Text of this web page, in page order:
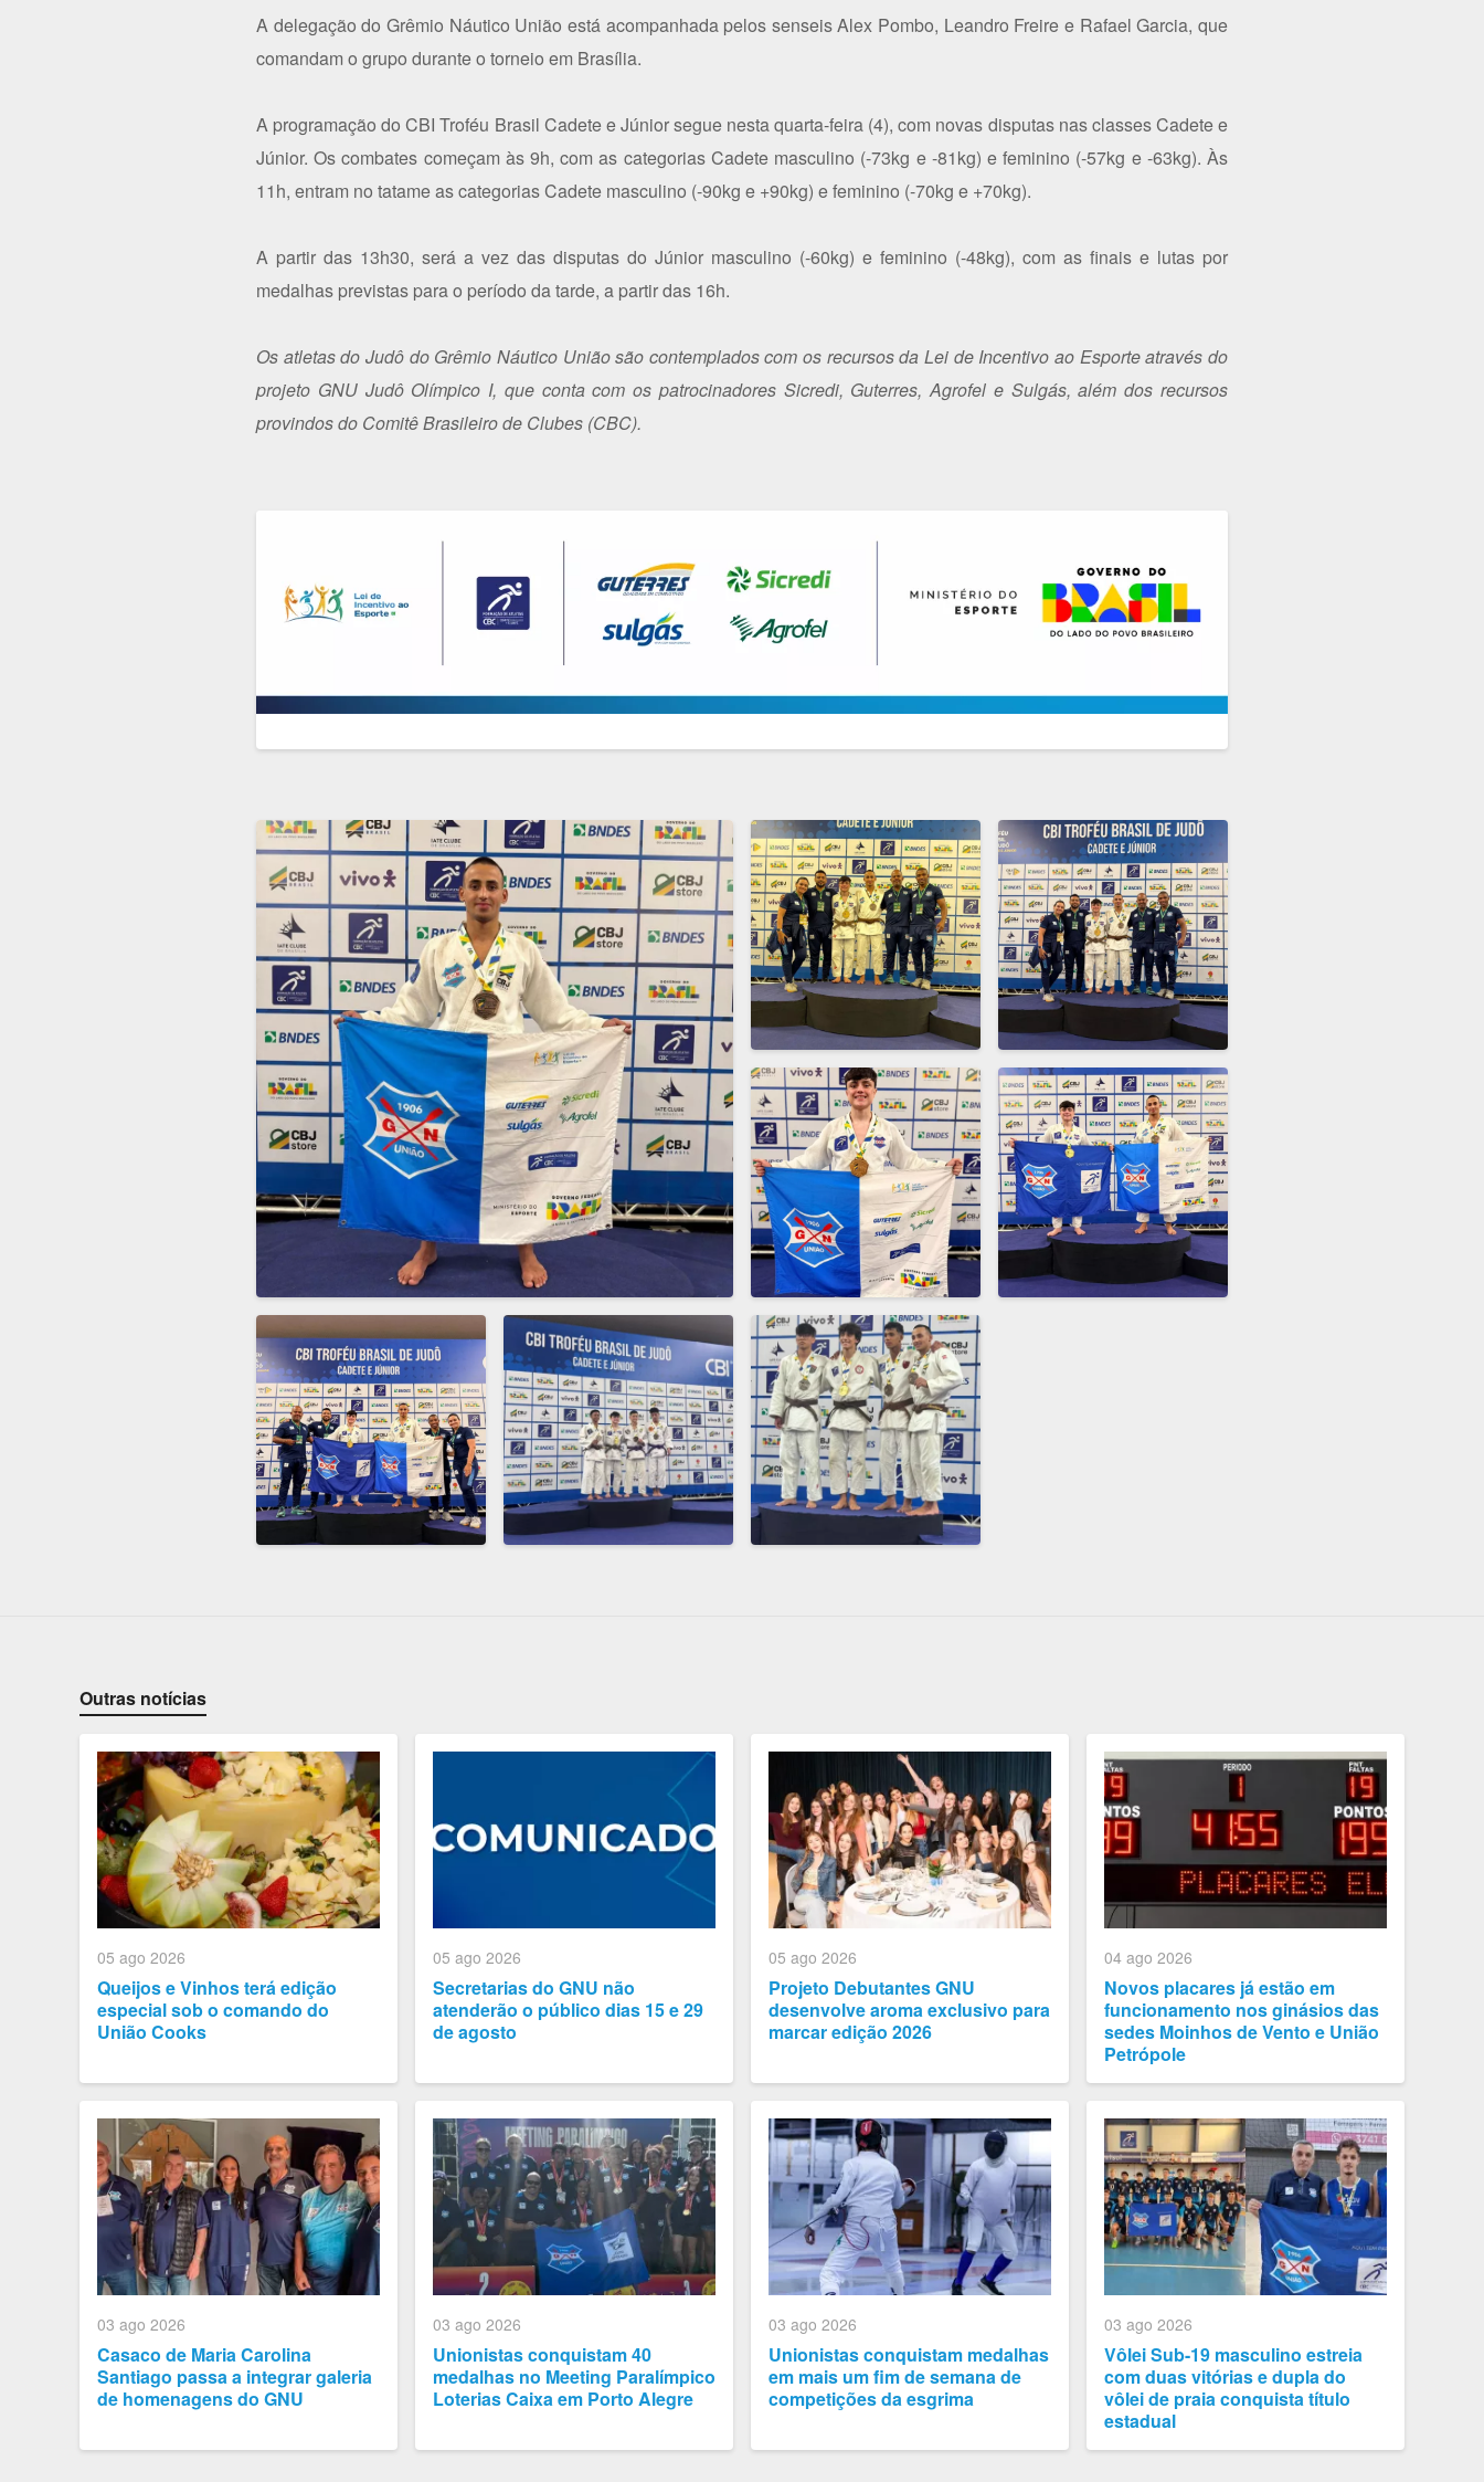
A delegação do Grêmio Náutico União está acompanhada pelos senseis Alex Pombo, Leandro Freire e Rafael Garcia, que
comandam o grupo durante o torneio em Brasília.
A programação do CBI Troféu Brasil Cadete e Júnior segue nesta quarta-feira (4), com novas disputas nas classes Cadete e
Júnior. Os combates começam às 9h, com as categorias Cadete masculino (-73kg e -81kg) e feminino (-57kg e -63kg). Às
11h, entram no tatame as categorias Cadete masculino (-90kg e +90kg) e feminino (-70kg e +70kg).
A partir das 13h30, será a vez das disputas do Júnior masculino (-60kg) e feminino (-48kg), com as finais e lutas por
medalhas previstas para o período da tarde, a partir das 16h.
Os atletas do Judô do Grêmio Náutico União são contemplados com os recursos da Lei de Incentivo ao Esporte através do
projeto GNU Judô Olímpico I, que conta com os patrocinadores Sicredi, Guterres, Agrofel e Sulgás, além dos recursos
provindos do Comitê Brasileiro de Clubes (CBC).
Outras notícias
05 ago 2026
Queijos e Vinhos terá edição
especial sob o comando do
União Cooks
05 ago 2026
Secretarias do GNU não
atenderão o público dias 15 e 29
de agosto
05 ago 2026
Projeto Debutantes GNU
desenvolve aroma exclusivo para
marcar edição 2026
04 ago 2026
Novos placares já estão em
funcionamento nos ginásios das
sedes Moinhos de Vento e União
Petrópole
03 ago 2026
Casaco de Maria Carolina
Santiago passa a integrar galeria
de homenagens do GNU
03 ago 2026
Unionistas conquistam 40
medalhas no Meeting Paralímpico
Loterias Caixa em Porto Alegre
03 ago 2026
Unionistas conquistam medalhas
em mais um fim de semana de
competições da esgrima
03 ago 2026
Vôlei Sub-19 masculino estreia
com duas vitórias e dupla do
vôlei de praia conquista título
estadual